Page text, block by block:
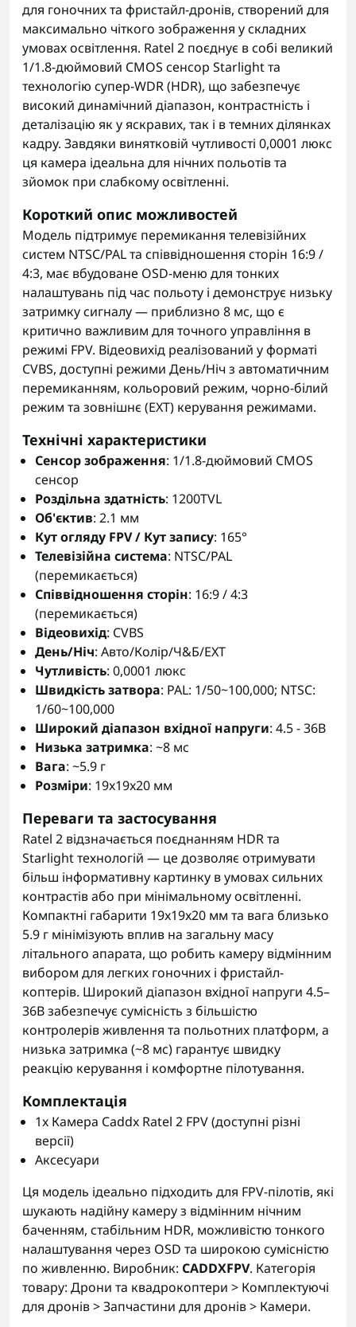
для гоночних та фристайл-дронів, створений для
максимально чіткого зображення у складних
умовах освітлення. Ratel 2 поєднує в собі великий
1/1.8-дюймовий CMOS сенсор Starlight та
технологію супер-WDR (HDR), що забезпечує
високий динамічний діапазон, контрастність і
деталізацію як у яскравих, так і в темних ділянках
кадру. Завдяки винятковій чутливості 0,0001 люкс
ця камера ідеальна для нічних польотів та
зйомок при слабкому освітленні.
Короткий опис можливостей
Модель підтримує перемикання телевізійних
систем NTSC/PAL та співвідношення сторін 16:9 /
4:3, має вбудоване OSD-меню для тонких
налаштувань під час польоту і демонструє низьку
затримку сигналу — приблизно 8 мс, що є
критично важливим для точного управління в
режимі FPV. Відеовихід реалізований у форматі
CVBS, доступні режими День/Ніч з автоматичним
перемиканням, кольоровий режим, чорно-білий
режим та зовнішнє (EXT) керування режимами.
Технічні характеристики
Сенсор зображення: 1/1.8-дюймовий CMOS
сенсор
Роздільна здатність: 1200TVL
Об'єктив: 2.1 мм
Кут огляду FPV / Кут запису: 165°
Телевізійна система: NTSC/PAL
(перемикається)
Співвідношення сторін: 16:9 / 4:3
(перемикається)
Відеовихід: CVBS
День/Ніч: Авто/Колір/Ч&Б/EXT
Чутливість: 0,0001 люкс
Швидкість затвора: PAL: 1/50~100,000; NTSC:
1/60~100,000
Широкий діапазон вхідної напруги: 4.5 - 36В
Низька затримка: ~8 мс
Вага: ~5.9 г
Розміри: 19x19x20 мм
Переваги та застосування
Ratel 2 відзначається поєднанням HDR та
Starlight технологій — це дозволяє отримувати
більш інформативну картинку в умовах сильних
контрастів або при мінімальному освітленні.
Компактні габарити 19x19x20 мм та вага близько
5.9 г мінімізують вплив на загальну масу
літального апарата, що робить камеру відмінним
вибором для легких гоночних і фристайл-
коптерів. Широкий діапазон вхідної напруги 4.5–
36В забезпечує сумісність з більшістю
контролерів живлення та польотних платформ, а
низька затримка (~8 мс) гарантує швидку
реакцію керування і комфортне пілотування.
Комплектація
1x Камера Caddx Ratel 2 FPV (доступні різні
версії)
Аксесуари
Ця модель ідеально підходить для FPV-пілотів, які
шукають надійну камеру з відмінним нічним
баченням, стабільним HDR, можливістю тонкого
налаштування через OSD та широкою сумісністю
по живленню. Виробник: CADDXFPV. Категорія
товару: Дрони та квадрокоптери > Комплектуючі
для дронів > Запчастини для дронів > Камери.